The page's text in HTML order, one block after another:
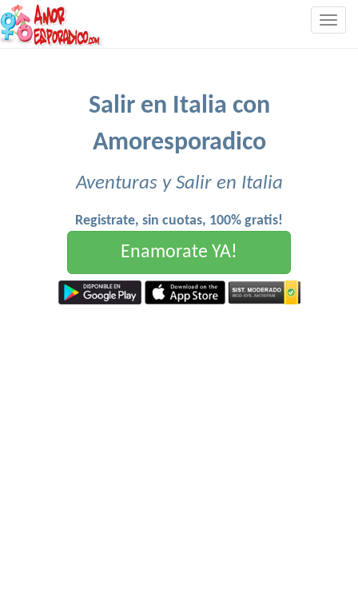
Salir en Italia con
Amoresporadico
Aventuras y Salir en Italia
Registrate, sin cuotas, 100% gratis!
Enamorate YA!